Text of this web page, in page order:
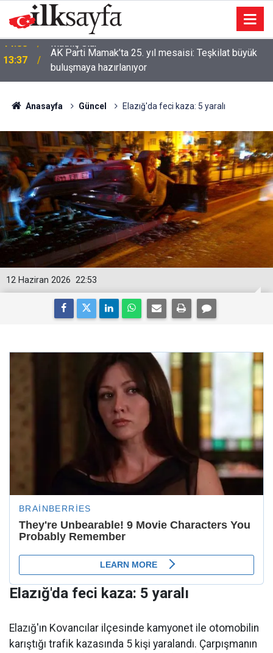
13:37
AK Parti Mamak’ta 25. yıl mesaisi: Teşkilat büyük
buluşmaya hazırlanıyor
Anasayfa Güncel Elazığ'da feci kaza: 5 yaralı
22:53
12 Haziran 2026
Elazığ'da feci kaza: 5 yaralı
Elazığ'ın Kovancılar ilçesinde kamyonet ile otomobilin
karıştığı trafik kazasında 5 kişi yaralandı. Çarpışmanın